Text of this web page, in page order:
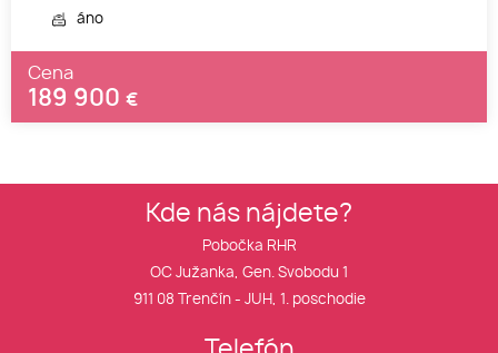
áno
Cena
189 900 €
Kde nás nájdete?
Pobočka RHR
OC Južanka, Gen. Svobodu 1
911 08 Trenčín - JUH, 1. poschodie